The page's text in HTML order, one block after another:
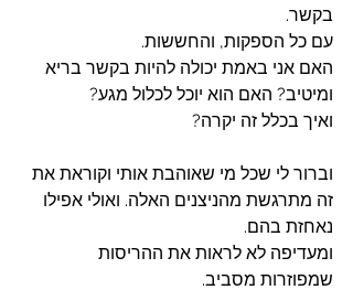
בקשר.
עם כל הספקות, והחששות.
האם אני באמת יכולה להיות בקשר בריא
ומיטיב? האם הוא יוכל לכלול מגע?
ואיך בכלל זה יקרה?
וברור לי שכל מי שאוהבת אותי וקוראת את
זה מתרגשת מהניצנים האלה. ואולי אפילו
נאחזת בהם.
ומעדיפה לא לראות את ההריסות
שמפוזרות מסביב.